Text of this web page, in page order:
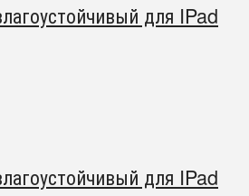
для IPad
для IPad